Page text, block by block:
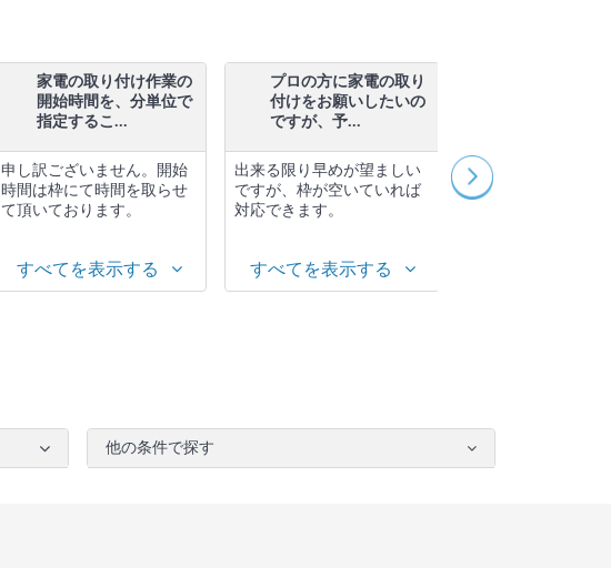
家電の取り付け作業の
開始時間を、分単位で
指定するこ...
申し訳ございません。開始
時間は枠にて時間を取らせ
て頂いております。
すべてを表示する
プロの方に家電の取り
付けをお願いしたいの
ですが、予...
出来る限り早めが望ましい
ですが、枠が空いていれば
対応できます。
すべてを表示する
可能ですが、脚立
ての作業になりま
他の条件で探す